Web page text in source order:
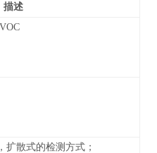
描述
扩散式的检测方式；